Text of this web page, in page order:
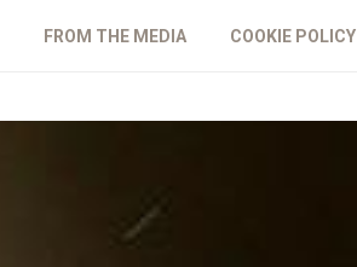
FROM THE MEDIA COOKIE POLICY